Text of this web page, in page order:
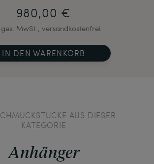
980,00 €
ges. MwSt., versandkostenfrei
IN DEN WARENKORB
AUS DIESER
KATEGORIE
Anhänger